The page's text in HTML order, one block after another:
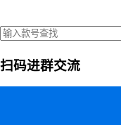
扫码进群交流